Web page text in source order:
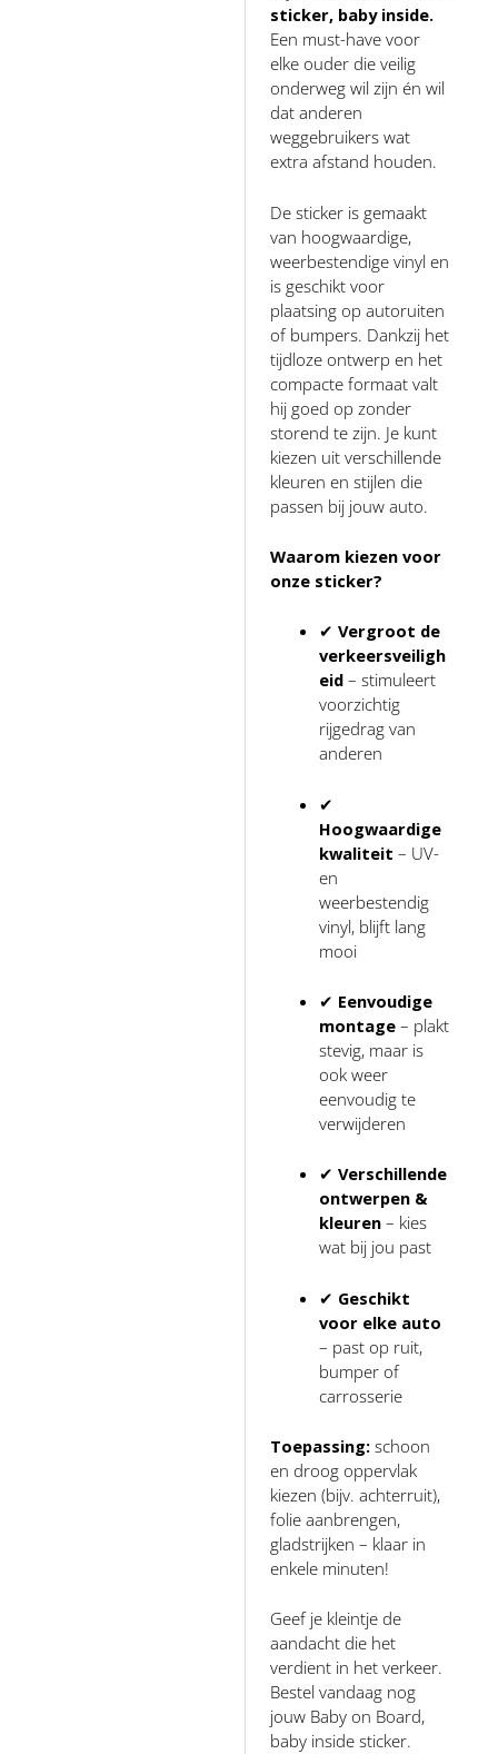
sticker, baby inside.
Een must-have voor
elke ouder die veilig
onderweg wil zijn én wil
dat anderen
weggebruikers wat
extra afstand houden.
De sticker is gemaakt
van hoogwaardige,
weerbestendige vinyl en
is geschikt voor
plaatsing op autoruiten
of bumpers. Dankzij het
tijdloze ontwerp en het
compacte formaat valt
hij goed op zonder
storend te zijn. Je kunt
kiezen uit verschillende
kleuren en stijlen die
passen bij jouw auto.
Waarom kiezen voor
onze sticker?
✔ Vergroot de
verkeersveiligh
eid– stimuleert
voorzichtig
rijgedrag van
anderen
✔
Hoogwaardige
kwaliteit – UV-
en
weerbestendig
vinyl, blijft lang
mooi
✔ Eenvoudige
montage– plakt
stevig, maar is
ook weer
eenvoudig te
verwijderen
✔ Verschillende
ontwerpen &
kleuren– kies
wat bij jou past
✔ Geschikt
voor elke auto
– past op ruit,
bumper of
carrosserie
Toepassing:schoon
en droog oppervlak
kiezen (bijv. achterruit),
folie aanbrengen,
gladstrijken – klaar in
enkele minuten!
Geef je kleintje de
aandacht die het
verdient in het verkeer.
Bestel vandaag nog
jouw Baby on Board,
baby inside sticker.